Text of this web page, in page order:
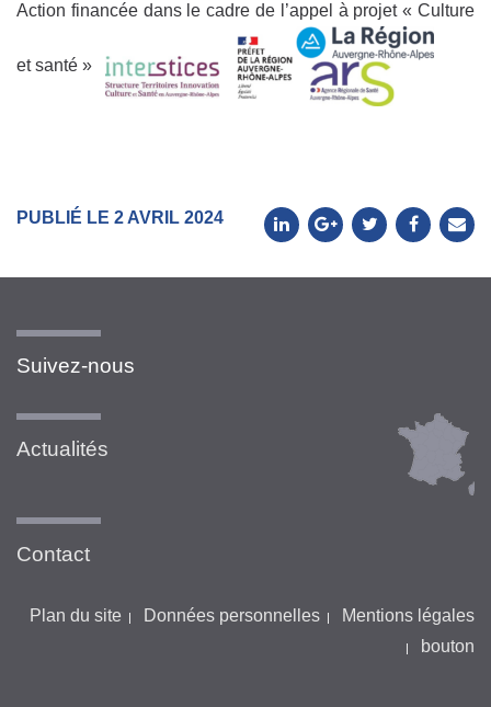
Action financée dans le cadre de l’appel à projet « Culture
et santé »
PUBLIÉ LE 2 AVRIL 2024
Suivez-nous
Actualités
Contact
Plan du site Données personnelles
Mentions légales
bouton